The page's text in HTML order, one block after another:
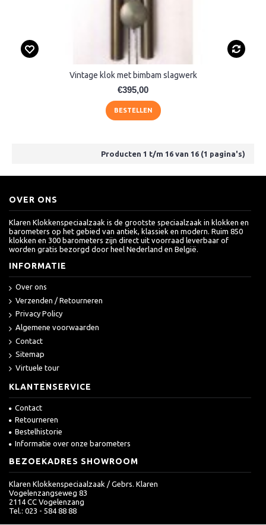
Vintage klok met bimbam slagwerk
€395,00
BESTELLEN
Producten 1 t/m 16 van 16 (1 pagina's)
OVER ONS
Klaren Klokkenspeciaalzaak is de grootste speciaalzaak in klokken en
barometers op het gebied van antiek, klassiek en modern. Ruim 850
klokken en 300 barometers zijn direct uit voorraad leverbaar of
worden gratis bezorgd door heel Nederland en België.
INFORMATIE
Over ons
Verzenden / Retourneren
Privacy Policy
Algemene voorwaarden
Contact
Sitemap
Virtuele tour
KLANTENSERVICE
Contact
Retourneren
Bestelhistorie
Informatie over onze barometers
BEZOEKADRES SHOWROOM
Klaren Klokkenspeciaalzaak / Gebrs. Klaren
Vogelenzangseweg 83
2114 CC Vogelenzang
Tel.: 023 - 584 88 88